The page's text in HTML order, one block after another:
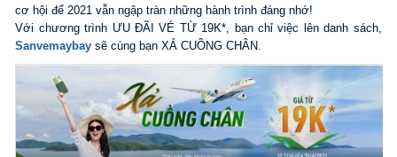
cơ hội để 2021 vẫn ngập tràn những hành trình đáng nhớ!
Với chương trình ƯU ĐÃI VÉ TỪ 19K*, bạn chỉ việc lên danh sách,
Sanvemaybay sẽ cùng bạn XẢ CUỒNG CHÂN.